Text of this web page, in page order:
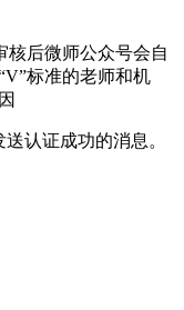
核后微师公众号会自
标准的老师和机
认证成功的消息。